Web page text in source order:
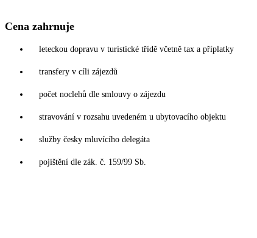
Cena zahrnuje
leteckou dopravu v turistické třídě včetně tax a příplatky
transfery v cíli zájezdů
počet noclehů dle smlouvy o zájezdu
stravování v rozsahu uvedeném u ubytovacího objektu
služby česky mluvícího delegáta
pojištění dle zák. č. 159/99 Sb.